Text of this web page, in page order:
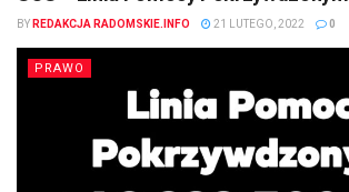
BY REDAKCJA RADOMSKIE.INFO 21 LUTEGO, 2022 0
PRAWO